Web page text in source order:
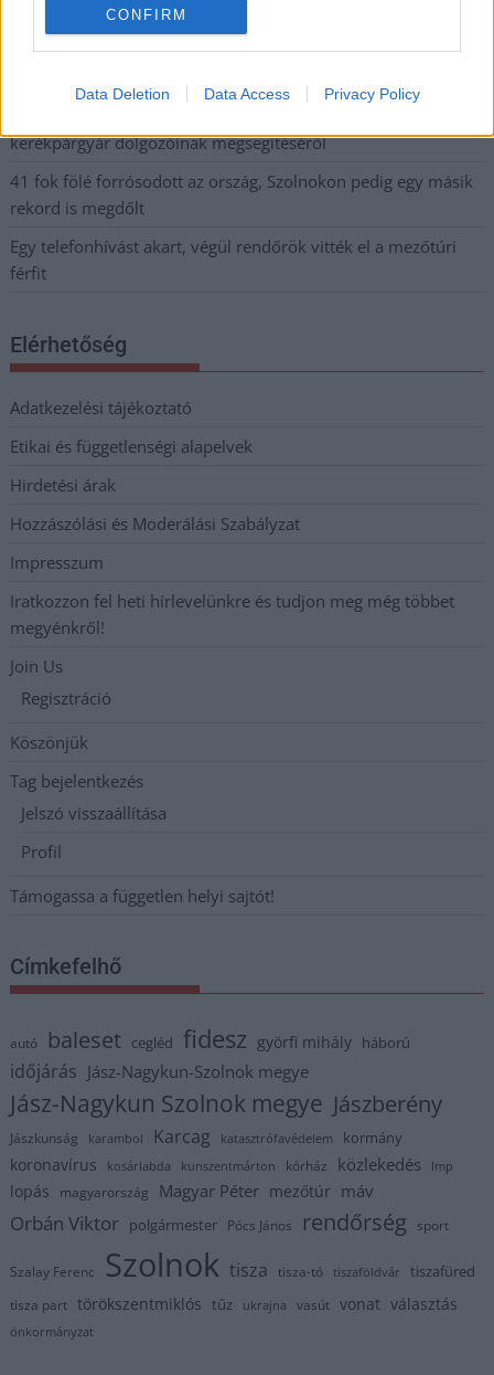
CONFIRM
Data Deletion Data Access Privacy Policy
Az idei év leglassabb növekedését hozta a június a
kerékpárgyár dolgozóinak megsegítéséről
41 fok fölé forrósodott az ország, Szolnokon pedig egy másik
rekord is megdőlt
Egy telefonhívást akart, végül rendőrök vitték el a mezőtúri
férfit
Elérhetőség
Adatkezelési tájékoztató
Etikai és függetlenségi alapelvek
Hirdetési árak
Hozzászólási és Moderálási Szabályzat
Impresszum
Iratkozzon fel heti hírlevelünkre és tudjon meg még többet
megyénkről!
Join Us
Regisztráció
Köszönjük
Tag bejelentkezés
Jelszó visszaállítása
Profil
Támogassa a független helyi sajtót!
Címkefelhő
autó baleset cegléd fidesz györfi mihály háború
időjárás Jász-Nagykun-Szolnok megye
Jász-Nagykun Szolnok megye Jászberény
Jászkunság karambol Karcag katasztrófavédelem kormány
koronavírus kosárlabda kunszentmárton kórház közlekedés lmp
lopás magyarország Magyar Péter mezőtúr máv
Orbán Viktor polgármester Pócs János rendőrség sport
Szalay Ferenc Szolnok tisza tisza-tó tiszaföldvár tiszafüred
tisza part törökszentmiklós tűz ukrajna vasút vonat választás
önkormányzat